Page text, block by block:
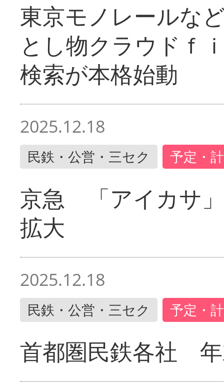
東京モノレールな
とし物クラウドｆ
検索が本格始動
2025.12.18
民鉄・公営・三セク 予定・
京急 「アイカサ
拡大
2025.12.18
民鉄・公営・三セク 予定・
首都圏民鉄各社